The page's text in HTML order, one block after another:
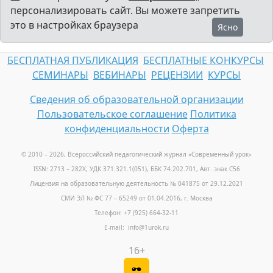
персонализировать сайт. Вы можете запретить
это в настройках браузера
Ясно
БЕСПЛАТНАЯ ПУБЛИКАЦИЯ БЕСПЛАТНЫЕ КОНКУРСЫ
СЕМИНАРЫ ВЕБИНАРЫ РЕЦЕНЗИИ КУРСЫ
Сведения об образовательной организации
Пользовательское соглашение Политика
конфиденциальности Оферта
© 2010 – 2026, Всероссийский педагогический журнал «Современный урок»
ISSN: 2713 – 282X, УДК 371.321.1(051), ББК 74.202.701, Авт. знак С56
Лицензия на образовательную деятельность № 041875 от 29.12.2021
СМИ ЭЛ № ФС 77 – 65249 от 01.04.2016, г. Москва
Телефон: +7 (925) 664-32-11
E-mail: info@1urok.ru
16+